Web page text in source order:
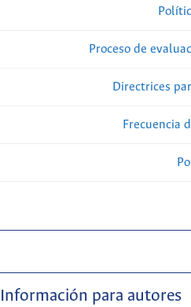
Proceso de
Directrices
Frecuencia
Información para autores